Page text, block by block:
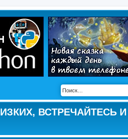
ВСТРЕЧАЙТЕСЬ И